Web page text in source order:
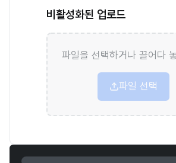
비활성화된 업로드
파일을 선택하거나 끌어다
파일 선택